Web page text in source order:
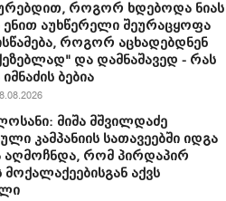
როგორ ხდებოდა ნიას
ენით აუხწერელი შეურაცყოფა
როგორ აცხადებდნენ
და დამნაშავედ - რას
ბებია
მიშა მშვილდაძე
კამპანიის სათავეებში იდგა
აღმოჩნდა, რომ პირდაპირ
აქვს